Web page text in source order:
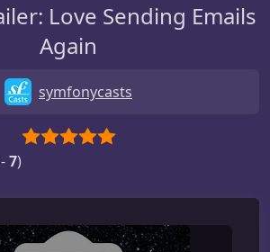
Love Sending Emails
Again
symfonycasts
7)